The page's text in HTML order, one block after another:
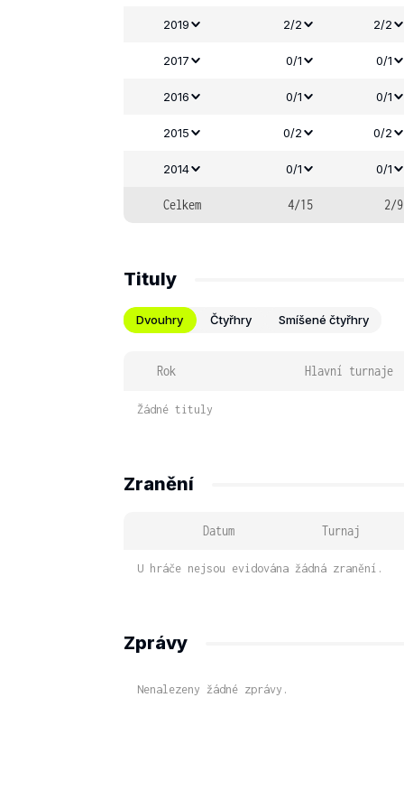
2019 2/2 2/2
2017 0/1 0/1
2016 0/1 0/1
2015 0/2 0/2
2014 0/1 0/1
Celkem 4/15 2/9
Tituly
Dvouhry Čtyřhry Smíšené čtyřhry
Rok Hlavní turnaje
Žádné tituly
Zranění
Datum Turnaj
U hráče nejsou evidována žádná zranění.
Zprávy
Nenalezeny žádné zprávy.